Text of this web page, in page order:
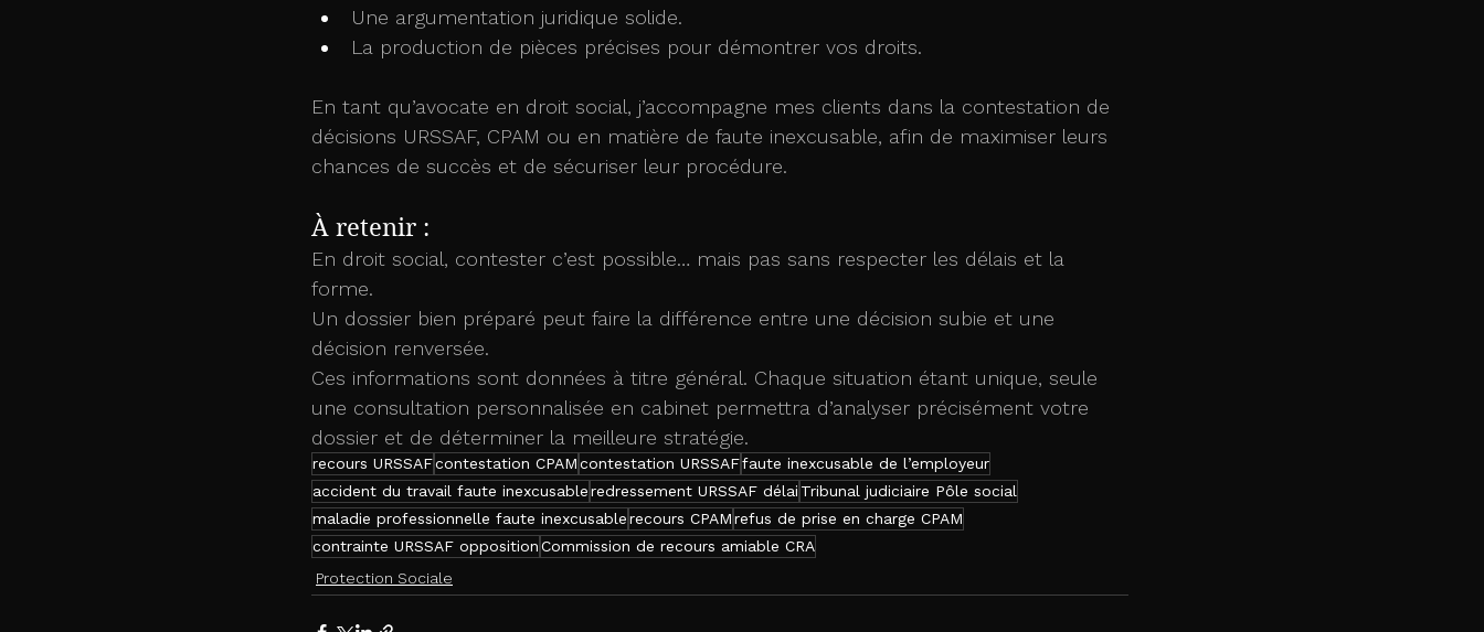
Une argumentation juridique solide.
La production de pièces précises pour démontrer vos droits.
En tant qu’avocate en droit social, j’accompagne mes clients dans la contestation de
décisions URSSAF, CPAM ou en matière de faute inexcusable, afin de maximiser leurs
chances de succès et de sécuriser leur procédure.
À retenir :
En droit social, contester c’est possible… mais pas sans respecter les délais et la
forme.
Un dossier bien préparé peut faire la différence entre une décision subie et une
décision renversée.
Ces informations sont données à titre général. Chaque situation étant unique, seule
une consultation personnalisée en cabinet permettra d’analyser précisément votre
dossier et de déterminer la meilleure stratégie.
recours URSSAFcontestation CPAMcontestation URSSAFfaute inexcusable de l’employeur
accident du travail faute inexcusableredressement URSSAF délai Tribunal judiciaire Pôle social
maladie professionnelle faute inexcusablerecours CPAMrefus de prise en charge CPAM
contrainte URSSAF oppositionCommission de recours amiable CRA
Protection Sociale